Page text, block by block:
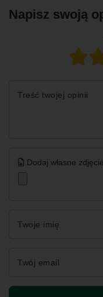
Napisz swoją
Treść twojej opinii
Dodaj własne
Twoje imię
Twój email